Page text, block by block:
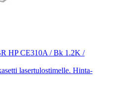
HP CE310A / Bk 1.2K /
lasertulostimelle. Hinta-